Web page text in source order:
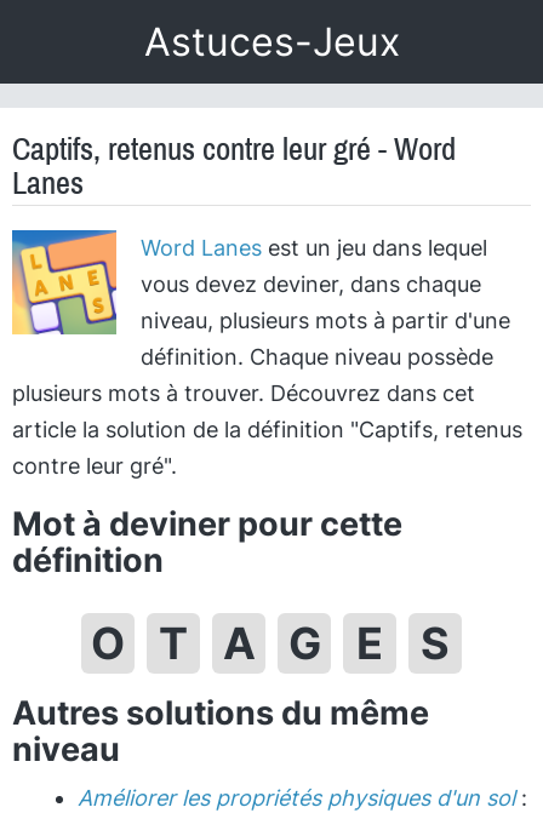
Astuces-Jeux
Captifs, retenus contre leur gré - Word
Lanes
Word Lanesest un jeu dans lequel
vous devez deviner, dans chaque
niveau, plusieurs mots à partir d'une
définition. Chaque niveau possède
plusieurs mots à trouver. Découvrez dans cet
article la solution de la définition "Captifs, retenus
contre leur gré".
Mot à deviner pour cette
définition
O T A G E S
Autres solutions du même
niveau
Améliorer les propriétés physiques d'un sol: